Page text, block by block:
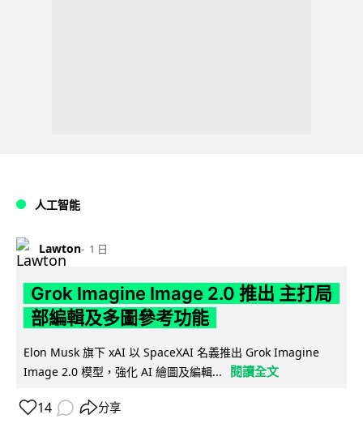
人工智能
Lawton 1 日
Grok Imagine Image 2.0 推出 主打局
部編輯及多圖參考功能
Elon Musk 旗下 xAI 以 SpaceXAI 名義推出 Grok Imagine
Image 2.0 模型，強化 AI 繪圖及編輯...
閱讀全文
14 分享